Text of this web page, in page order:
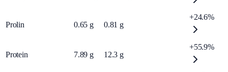
Prolin 0.65 g 0.81 g
+24.6%
Protein 7.89 g 12.3 g
+55.9%